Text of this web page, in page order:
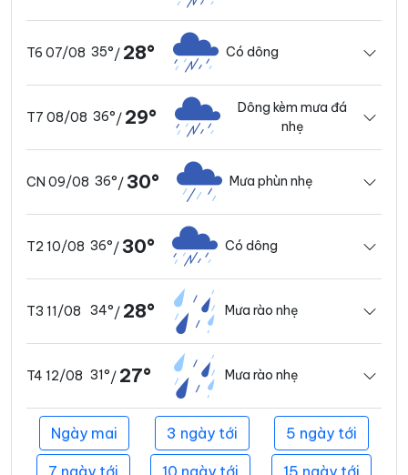
T6 07/08 35°/ 28° Có dông
T7 08/08 36°/ 29°
Dông kèm mưa đá
nhẹ
CN 09/08 36°/30° Mưa phùn nhẹ
T2 10/08 36°/30° Có dông
T3 11/08 34°/ 28° Mưa rào nhẹ
T4 12/08 31°/ 27° Mưa rào nhẹ
Ngày mai 3 ngày tới 5 ngày tới
7 ngày tới 10 ngày tới 15 ngày tới